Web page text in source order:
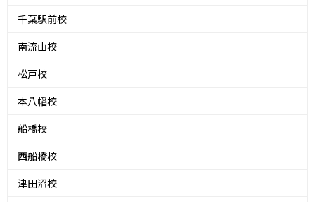
千葉駅前校
南流山校
松戸校
本八幡校
船橋校
西船橋校
津田沼校